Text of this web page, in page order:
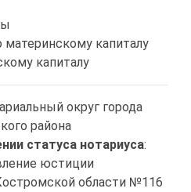
материнскому капиталу
капиталу
округ города
района
статуса нотариуса:
юстиции
области №116